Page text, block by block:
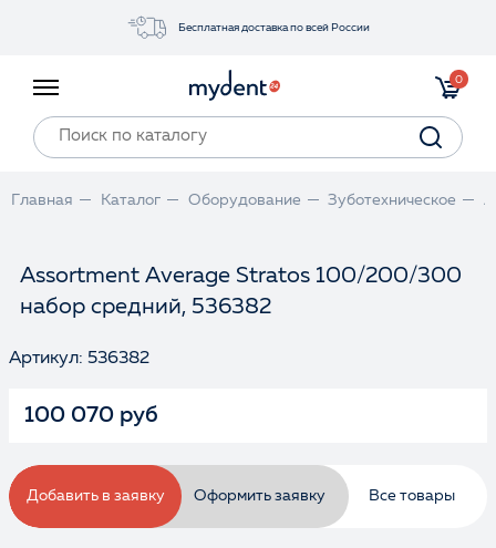
Бесплатная доставка по всей России
Прайс-лист
0
Главная Каталог Оборудование Зуботехническое
Assortment Average Stratos 100/200/300
набор средний, 536382
Артикул: 536382
100 070 руб
Добавить в заявку Оформить заявку Все товары